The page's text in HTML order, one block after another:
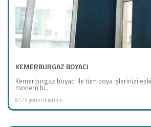
KEMERBURGAZ BOYACI
Kemerburgaz boyacı ile tüm boya işlerinizi
modern bi...
6175 görüntülenme